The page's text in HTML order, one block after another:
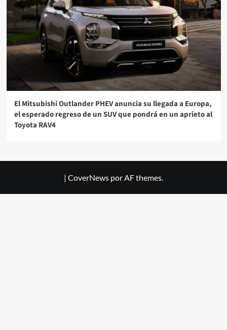
El Mitsubishi Outlander PHEV anuncia su llegada a Europa,
el esperado regreso de un SUV que pondrá en un aprieto al
Toyota RAV4
| CoverNews por AF themes.